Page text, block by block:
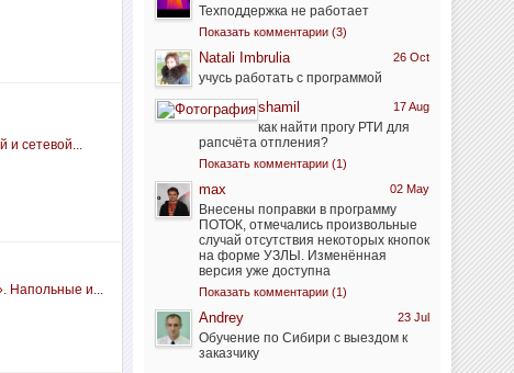
и сетевой...
и...
Техподдержка не работает
Показать комментарии (3)
26 Oct
Natali Imbrulia
учусь работать с программой
17 Aug
shamil
как найти прогу РТИ для
рапсчёта отпления?
Показать комментарии (1)
02 May
max
Внесены поправки в программу
ПОТОК, отмечались произвольные
случай отсутствия некоторых кнопок
на форме УЗЛЫ. Изменённая
версия уже доступна
Показать комментарии (1)
23 Jul
Andrey
Обучение по Сибири с выездом к
заказчику